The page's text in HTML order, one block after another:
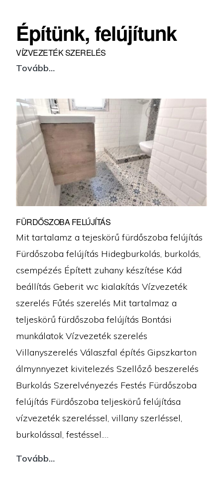
Építünk, felújítunk
VÍZVEZETÉK SZERELÉS
Tovább…Vízvezeték
FÜRDŐSZOBA FELÚJÍTÁS
Mit tartalamz a tejeskörű fürdőszoba felújítás
Fürdőszoba felújítás Hidegburkolás, burkolás,
csempézés Épített zuhany készítése Kád
beállítás Geberit wc kialakítás Vízvezeték
szerelés Fűtés szerelés Mit tartalmaz a
teljeskörű fürdőszoba felújítás Bontási
munkálatok Vízvezeték szerelés
Villanyszerelés Válaszfal építés Gipszkarton
álmynnyezet kivitelezés Szellőző beszerelés
Burkolás Szerelvényezés Festés Fürdőszoba
felújítás Fürdőszoba teljeskörű felújítása
vízvezeték szereléssel, villany szerléssel,
burkolással, festéssel.…
Tovább…Fürdőszoba